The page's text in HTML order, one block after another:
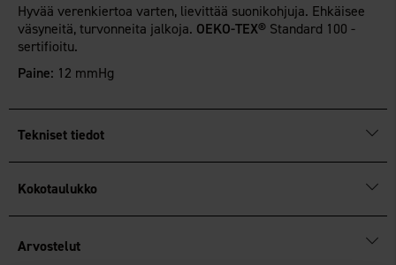
Hyvää verenkiertoa varten, lievittää suonikohjuja. Ehkäisee
väsyneitä, turvonneita jalkoja. OEKO-TEX® Standard 100 -
sertifioitu.
Paine: 12 mmHg
Tekniset tiedot
Kokotaulukko
Arvostelut